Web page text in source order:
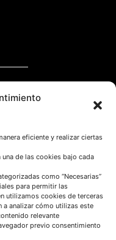
eficiente y realizar ciertas
de las cookies bajo cada
como “Necesarias”
para permitir las
utilizamos cookies de terceras
a analizar cómo utilizas este
relevante
previo consentimiento